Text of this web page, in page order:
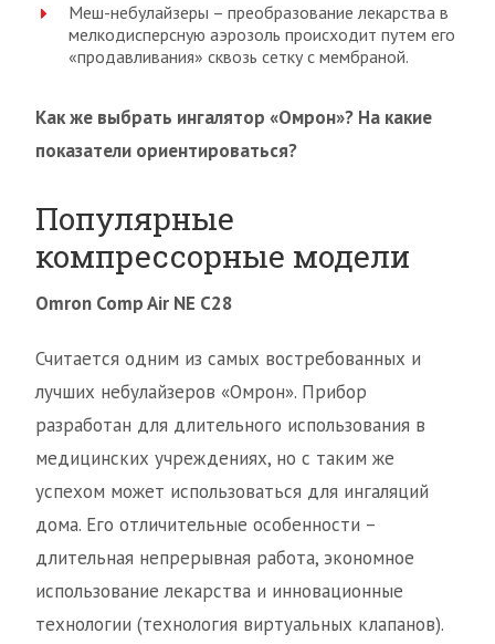
Меш-небулайзеры – преобразование лекарства в
мелкодисперсную аэрозоль происходит путем его
«продавливания» сквозь сетку с мембраной.
Как же выбрать ингалятор «Омрон»? На какие
показатели ориентироваться?
Популярные
компрессорные модели
Omron Comp Air NE C28
Считается одним из самых востребованных и
лучших небулайзеров «Омрон». Прибор
разработан для длительного использования в
медицинских учреждениях, но с таким же
успехом может использоваться для ингаляций
дома. Его отличительные особенности –
длительная непрерывная работа, экономное
использование лекарства и инновационные
технологии (технология виртуальных клапанов).